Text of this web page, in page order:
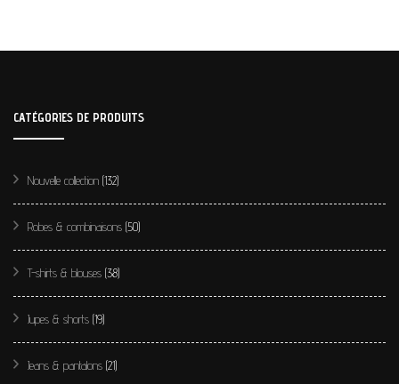
CATÉGORIES DE PRODUITS
Nouvelle collection (132)
Robes & combinaisons (50)
T-shirts & blouses (38)
Jupes & shorts (19)
Jeans & pantalons (21)